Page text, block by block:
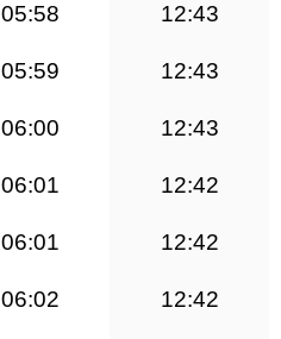
05:58 12:43
05:59 12:43
06:00 12:43
06:01 12:42
06:01 12:42
06:02 12:42